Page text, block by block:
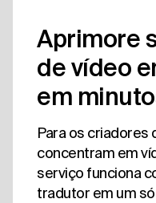
Aprimore
de vídeo
em
Para os criadores
concentram em
serviço funciona
tradutor em um